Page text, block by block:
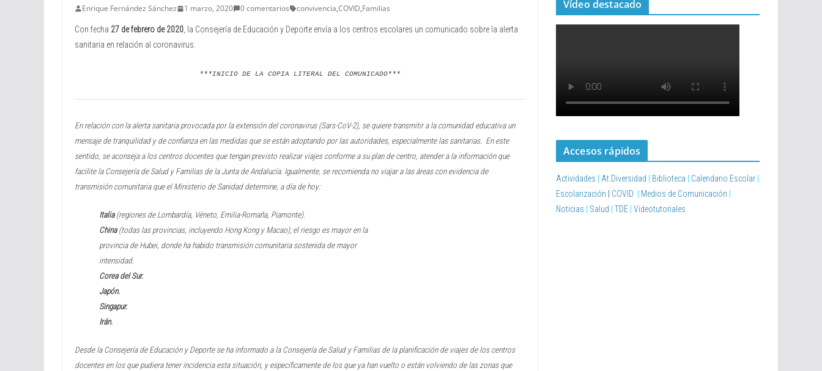
Enrique Fernández Sánchez 1 marzo, 2020 0 comentarios convivencia,COVID,Familias
Con fecha 27 de febrero de 2020, la Consejería de Educación y Deporte envía a los centros escolares un comunicado sobre la alerta
sanitaria en relación al coronavirus.
***INICIO DE LA COPIA LITERAL DEL COMUNICADO***
En relación con la alerta sanitaria provocada por la extensión del coronavirus (Sars-CoV-2), se quiere transmitir a la comunidad educativa un
mensaje de tranquilidad y de confianza en las medidas que se están adoptando por las autoridades, especialmente las sanitarias. En este
sentido, se aconseja a los centros docentes que tengan previsto realizar viajes conforme a su plan de centro, atender a la información que
facilite la Consejería de Salud y Familias de la Junta deAndalucía. Igualmente, se recomienda no viajar a las áreas con evidencia de
transmisión comunitaria que el Ministerio de Sanidad determine, a día de hoy:
Italia(regiones de Lombardía, Véneto, Emilia-Romaña, Piamonte).
China(todas las provincias, incluyendo Hong Kong y Macao); el riesgo es mayor en la
provincia de Hubei, donde ha habido transmisión comunitaria sostenida de mayor
intensidad.
Corea del Sur.
Japón.
Singapur.
Irán.
Desde la Consejería de Educación y Deporte se ha informado a la Consejería de Salud y Familias de la planificación de viajes de los centros
docentes en los que pudiera tener incidencia esta situación, y específicamente de los que ya han vuelto o están volviendo de las zonas que
Vídeo destacado
Accesos rápidos
Actividades At.Diversidad Biblioteca Calendario Escolar
Escolarización
COVID Medios de Comunicación
Noticias
Salud TDE Videotutoriales